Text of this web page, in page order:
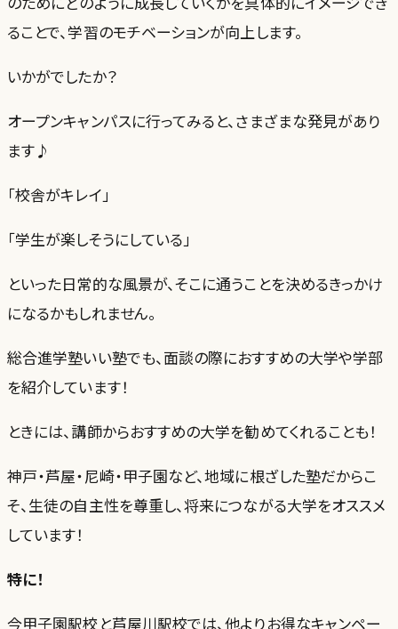
ることで、学習のモチベーションが向上します。
いかがでしたか？
オープンキャンパスに行ってみると、さまざまな発見があり
ます♪
「校舎がキレイ」
「学生が楽しそうにしている」
といった日常的な風景が、そこに通うことを決めるきっかけ
になるかもしれません。
総合進学塾いい塾でも、面談の際におすすめの大学や学部
を紹介しています！
ときには、講師からおすすめの大学を勧めてくれることも！
神戸・芦屋・尼崎・甲子園など、地域に根ざした塾だからこ
そ、生徒の自主性を尊重し、将来につながる大学をオススメ
しています！
特に！
今甲子園駅校と芦屋川駅校では、他よりお得なキャンペー